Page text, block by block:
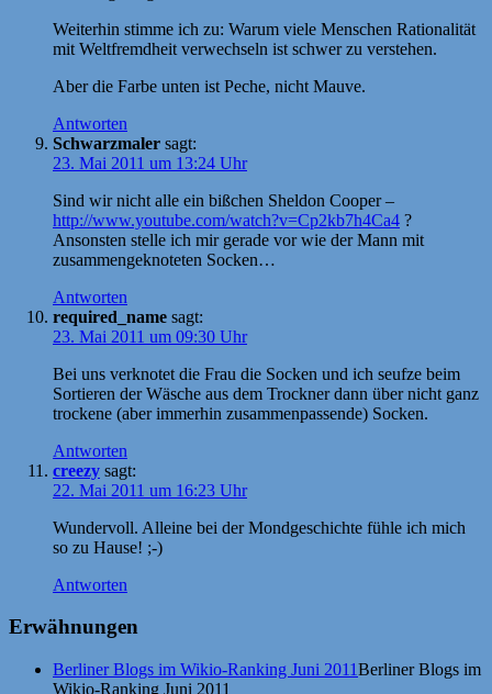
Weiterhin stimme ich zu: Warum viele Menschen Rationalität
mit Weltfremdheit verwechseln ist schwer zu verstehen.
Aber die Farbe unten ist Peche, nicht Mauve.
Antworten
Schwarzmaler sagt:
23. Mai 2011 um 13:24 Uhr
Sind wir nicht alle ein bißchen Sheldon Cooper –
http://www.youtube.com/watch?v=Cp2kb7h4Ca4 ?
Ansonsten stelle ich mir gerade vor wie der Mann mit
zusammengeknoteten Socken…
Antworten
required_name sagt:
23. Mai 2011 um 09:30 Uhr
Bei uns verknotet die Frau die Socken und ich seufze beim
Sortieren der Wäsche aus dem Trockner dann über nicht ganz
trockene (aber immerhin zusammenpassende) Socken.
Antworten
creezy sagt:
22. Mai 2011 um 16:23 Uhr
Wundervoll. Alleine bei der Mondgeschichte fühle ich mich
so zu Hause! ;-)
Antworten
Erwähnungen
Berliner Blogs im Wikio-Ranking Juni 2011Berliner Blogs im
Wikio-Ranking Juni 2011